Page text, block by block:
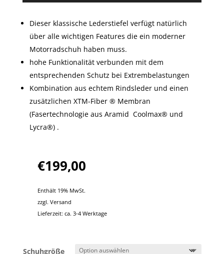
Dieser klassische Lederstiefel verfügt natürlich
über alle wichtigen Features die ein moderner
Motorradschuh haben muss.
hohe Funktionalität verbunden mit dem
entsprechenden Schutz bei Extrembelastungen
Kombination aus echtem Rindsleder und einen
zusätzlichen XTM-Fiber ® Membran
(Fasertechnologie aus Aramid Coolmax® und
Lycra®) .
€199,00
Enthält 19% MwSt.
zzgl. Versand
Lieferzeit: ca. 3-4 Werktage
Schuhgröße